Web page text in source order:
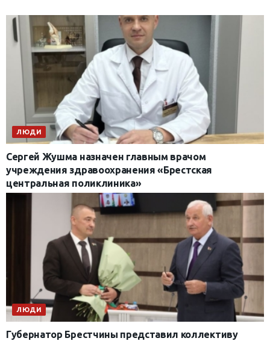
ЛЮДИ
Сергей Жушма назначен главным врачом
учреждения здравоохранения «Брестская
центральная поликлиника»
ЛЮДИ
Губернатор Брестчины представил коллективу